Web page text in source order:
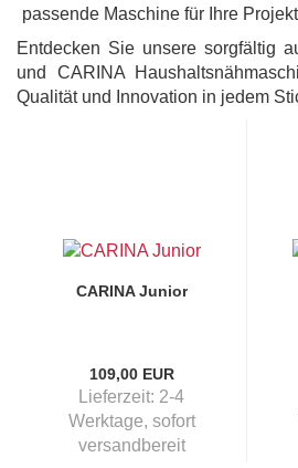
passende Maschine für Ihre
Entdecken Sie unsere sorgfältig
und CARINA
Qualität und Innovation in jedem
CARINA Junior
109,00 EUR
Lieferzeit: 2-4
Werktage, sofort
versandbereit